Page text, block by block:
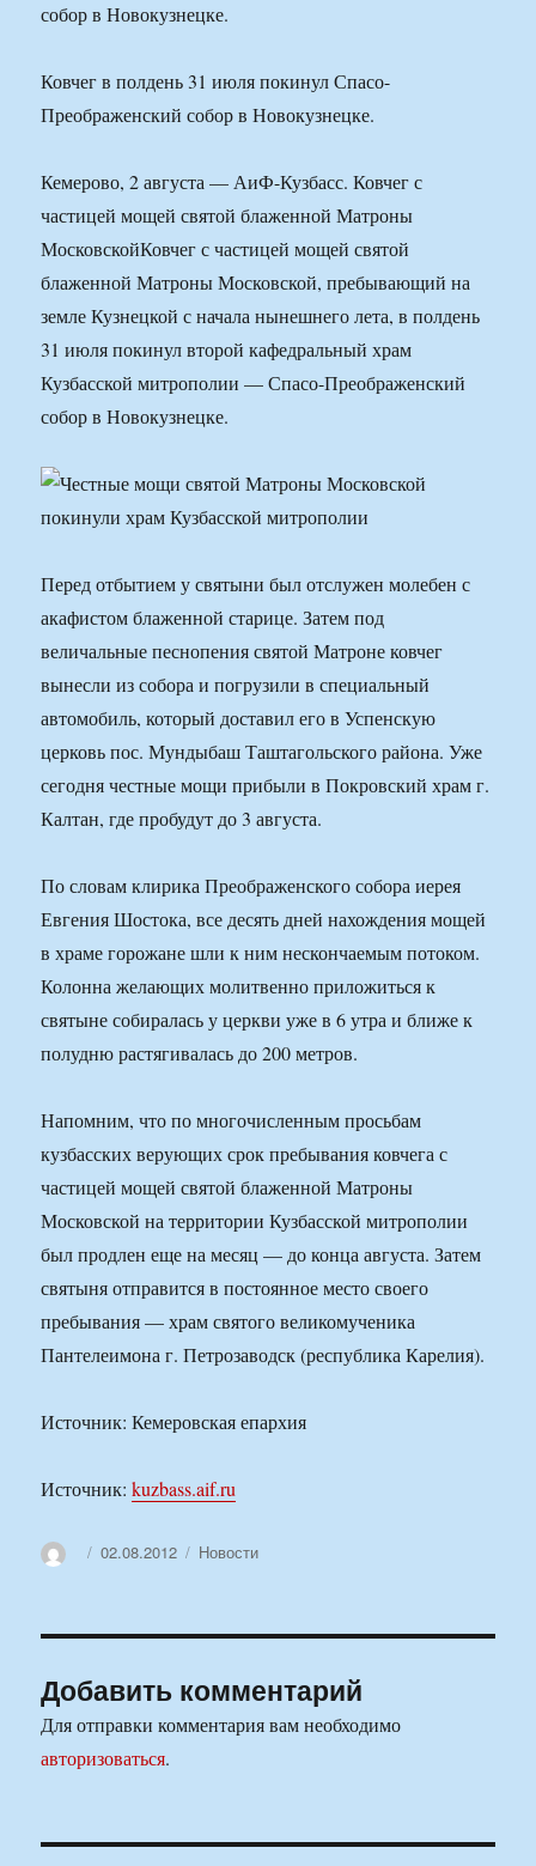
собор в Новокузнецке.
Ковчег в полдень 31 июля покинул Спасо-
Преображенский собор в Новокузнецке.
Кемерово, 2 августа — АиФ-Кузбасс. Ковчег с
частицей мощей святой блаженной Матроны
МосковскойКовчег с частицей мощей святой
блаженной Матроны Московской, пребывающий на
земле Кузнецкой с начала нынешнего лета, в полдень
31 июля покинул второй кафедральный храм
Кузбасской митрополии — Спасо-Преображенский
собор в Новокузнецке.
Перед отбытием у святыни был отслужен молебен с
акафистом блаженной старице. Затем под
величальные песнопения святой Матроне ковчег
вынесли из собора и погрузили в специальный
автомобиль, который доставил его в Успенскую
церковь пос. Мундыбаш Таштагольского района. Уже
сегодня честные мощи прибыли в Покровский храм г.
Калтан, где пробудут до 3 августа.
По словам клирика Преображенского собора иерея
Евгения Шостока, все десять дней нахождения мощей
в храме горожане шли к ним нескончаемым потоком.
Колонна желающих молитвенно приложиться к
святыне собиралась у церкви уже в 6 утра и ближе к
полудню растягивалась до 200 метров.
Напомним, что по многочисленным просьбам
кузбасских верующих срок пребывания ковчега с
частицей мощей святой блаженной Матроны
Московской на территории Кузбасской митрополии
был продлен еще на месяц — до конца августа. Затем
святыня отправится в постоянное место своего
пребывания — храм святого великомученика
Пантелеимона г. Петрозаводск (республика Карелия).
Источник: Кемеровская епархия
Источник:kuzbass.aif.ru
АвторОпубликовано
02.08.2012 Рубрики
Новости
Добавить комментарий
Для отправки комментария вам необходимо
авторизоваться.